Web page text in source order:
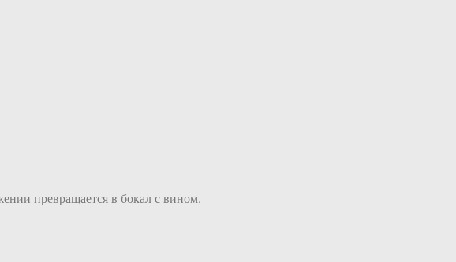
превращается в бокал с вином.